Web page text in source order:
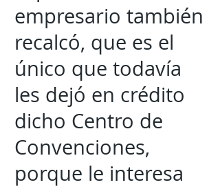
empresario también
recalcó, que es el
único que todavía
les dejó en crédito
dicho Centro de
Convenciones,
porque le interesa